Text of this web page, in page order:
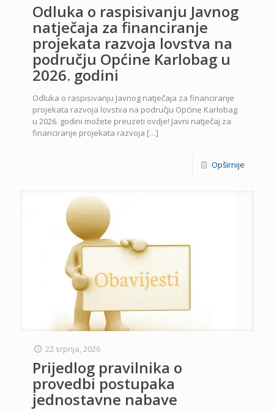
Odluka o raspisivanju Javnog
natječaja za financiranje
projekata razvoja lovstva na
području Općine Karlobag u
2026. godini
Odluka o raspisivanju Javnog natječaja za financiranje
projekata razvoja lovstva na području Općine Karlobag
u 2026. godini možete preuzeti ovdje! Javni natječaj za
financiranje projekata razvoja […]
Opširnije
22 srpnja, 2026
Prijedlog pravilnika o
provedbi postupaka
jednostavne nabave